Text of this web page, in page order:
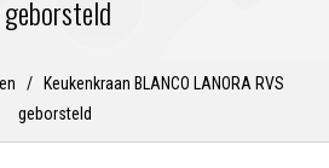
geborsteld
/
Keukenkraan BLANCO LANORA RVS
geborsteld